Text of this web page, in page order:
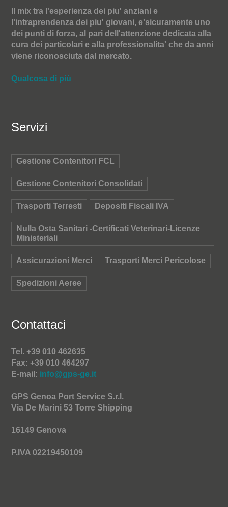
Il mix tra l'esperienza dei piu' anziani e
l'intraprendenza dei piu' giovani, e'sicuramente uno
dei punti di forza, al pari dell'attenzione dedicata alla
cura dei particolari e alla professionalita' che da anni
viene riconosciuta dal mercato.
Qualcosa di più
Servizi
Gestione Contenitori FCL
Gestione Contenitori Consolidati
Trasporti Terresti Depositi Fiscali IVA
Nulla Osta Sanitari -Certificati Veterinari-Licenze
Ministeriali
Assicurazioni Merci Trasporti Merci Pericolose
Spedizioni Aeree
Contattaci
Tel. +39 010 462635
Fax: +39 010 464297
E-mail: info@gps-ge.it
GPS Genoa Port Service S.r.l.
Via De Marini 53 Torre Shipping
16149 Genova
P.IVA 02219450109